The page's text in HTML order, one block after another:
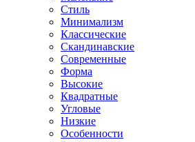
Стиль
Минимализм
Классические
Скандинавские
Современные
Форма
Высокие
Квадратные
Угловые
Низкие
Особенности